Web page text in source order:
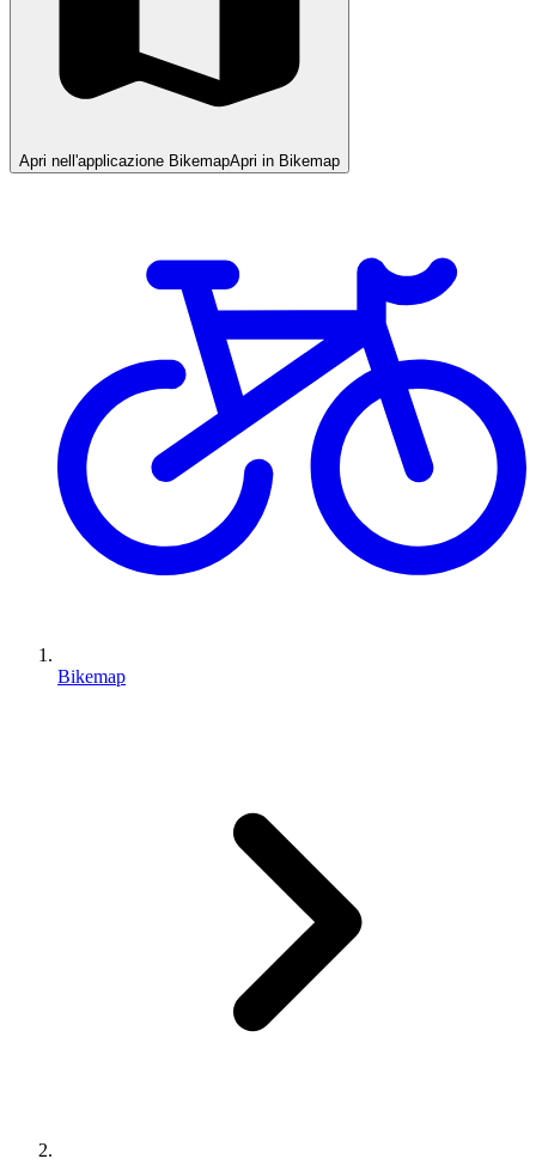
Apri nell'applicazione BikemapApri in Bikemap
Bikemap